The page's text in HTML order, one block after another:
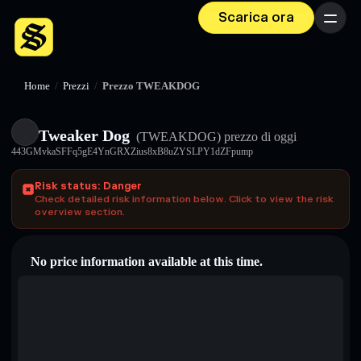
Scarica ora Menu
Home / Prezzi / Prezzo TWEAKDOG
Tweaker Dog (TWEAKDOG) prezzo di oggi
443GMvkaSFFq5gE4YnGRXZius8xB8uZYSLPY1dZFpump
Risk status: Danger
Check detailed risk information below. Click to view the risk
overview section.
No price information available at this time.